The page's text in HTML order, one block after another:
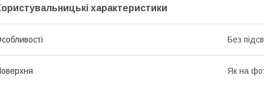
характеристики
Без
Як на